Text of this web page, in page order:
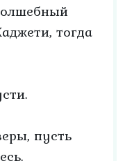
тогда
пусть